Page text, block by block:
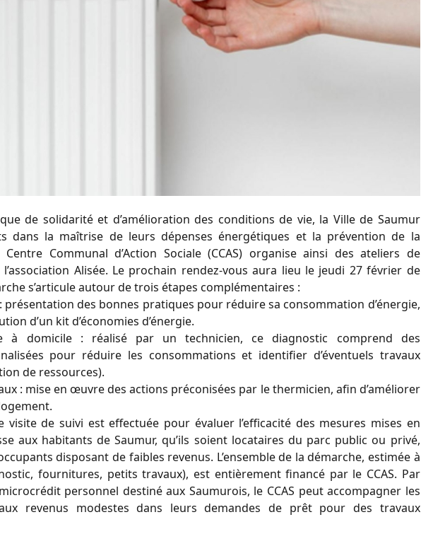
de solidarité et d’amélioration des conditions de vie, la Ville de Saumur
dans la maîtrise de leurs dépenses énergétiques et la prévention de la
Communal d’Action Sociale (CCAS) organise ainsi des ateliers de
Alisée. Le prochain rendez-vous aura lieu le jeudi 27 février de
s’articule autour de trois étapes complémentaires :
présentation des bonnes pratiques pour réduire sa consommation d’énergie,
d’un kit d’économies d’énergie.
à domicile : réalisé par un technicien, ce diagnostic comprend des
pour réduire les consommations et identifier d’éventuels travaux
de ressources).
: mise en œuvre des actions préconisées par le thermicien, afin d’améliorer
de suivi est effectuée pour évaluer l’efficacité des mesures mises en
aux habitants de Saumur, qu’ils soient locataires du parc public ou privé,
disposant de faibles revenus. L’ensemble de la démarche, estimée à
fournitures, petits travaux), est entièrement financé par le CCAS. Par
personnel destiné aux Saumurois, le CCAS peut accompagner les
revenus modestes dans leurs demandes de prêt pour des travaux